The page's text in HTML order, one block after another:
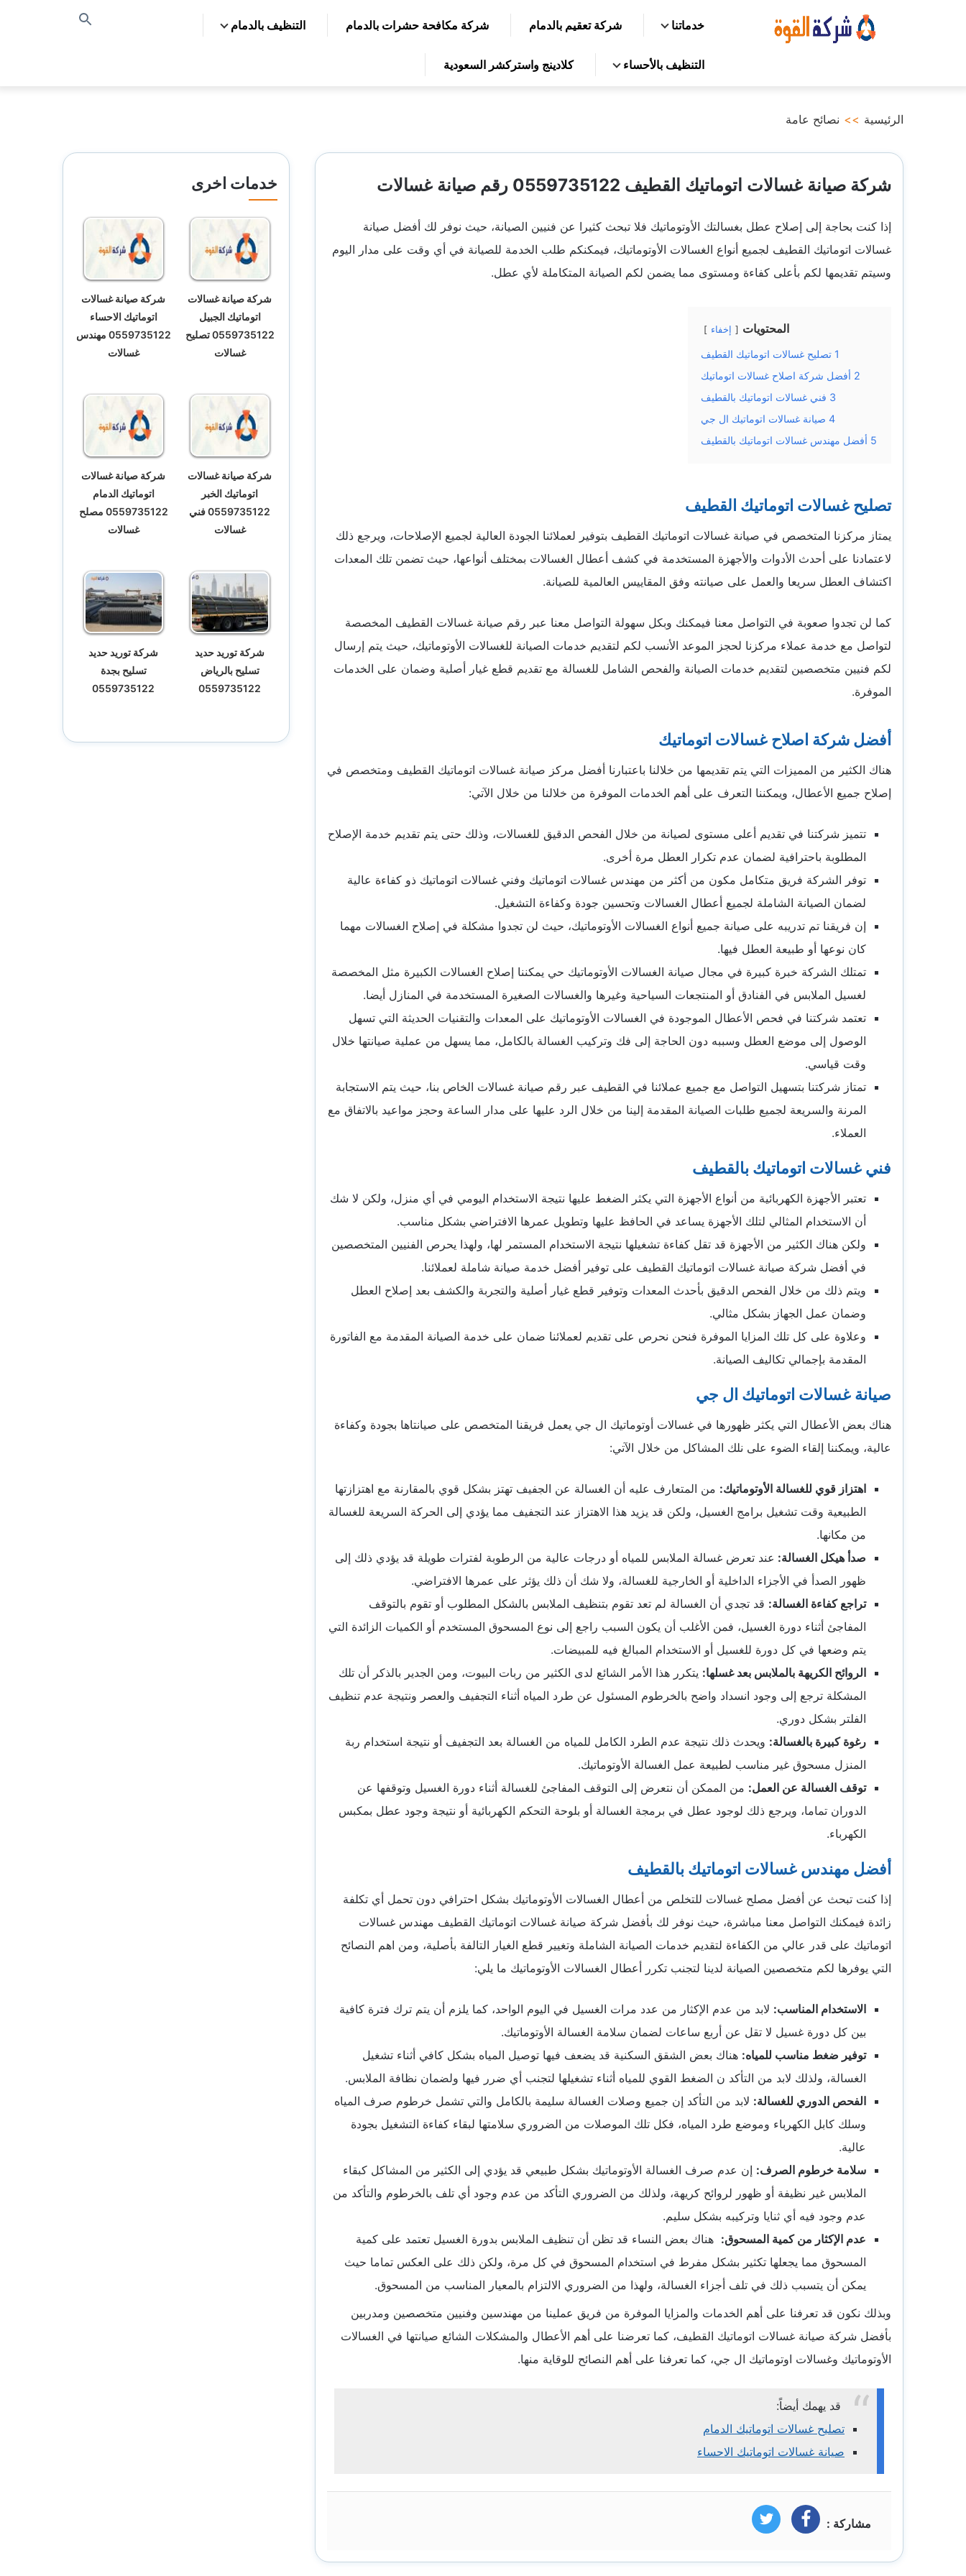
خدماتنا شركة تعقيم بالدمام شركة مكافحة حشرات بالدمام التنظيف بالدمام
التنظيف بالأحساء كلادينج واستركشر السعودية
الرئيسية >> نصائح عامة
شركة صيانة غسالات اتوماتيك القطيف 0559735122 رقم صيانة غسالات
إذا كنت بحاجة إلى إصلاح عطل بغسالتك الأوتوماتيك فلا تبحث كثيرا عن فنيين الصيانة، حيث نوفر لك أفضل صيانة
غسالات اتوماتيك القطيف لجميع أنواع الغسالات الأوتوماتيك، فيمكنكم طلب الخدمة للصيانة في أي وقت على مدار اليوم
وسيتم تقديمها لكم بأعلى كفاءة ومستوى مما يضمن لكم الصيانة المتكاملة لأي عطل.
المحتويات إخفاء
1 تصليح غسالات اتوماتيك القطيف
2 أفضل شركة اصلاح غسالات اتوماتيك
3 فني غسالات اتوماتيك بالقطيف
4 صيانة غسالات اتوماتيك ال جي
5 أفضل مهندس غسالات اتوماتيك بالقطيف
تصليح غسالات اتوماتيك القطيف
يمتاز مركزنا المتخصص في صيانة غسالات اتوماتيك القطيف بتوفير لعملائنا الجودة العالية لجميع الإصلاحات، ويرجع ذلك
لاعتمادنا على أحدث الأدوات والأجهزة المستخدمة في كشف أعطال الغسالات بمختلف أنواعها، حيث تضمن تلك المعدات
اكتشاف العطل سريعا والعمل على صيانته وفق المقاييس العالمية للصيانة.
كما لن تجدوا صعوبة في التواصل معنا فيمكنك وبكل سهولة التواصل معنا عبر رقم صيانة غسالات القطيف المخصصة
لتواصل مع خدمة عملاء مركزنا لحجز الموعد الأنسب لكم لتقديم خدمات الصيانة للغسالات الأوتوماتيك، حيث يتم إرسال
لكم فنيين متخصصين لتقديم خدمات الصيانة والفحص الشامل للغسالة مع تقديم قطع غيار أصلية وضمان على الخدمات
الموفرة.
أفضل شركة اصلاح غسالات اتوماتيك
هناك الكثير من المميزات التي يتم تقديمها من خلالنا باعتبارنا أفضل مركز صيانة غسالات اتوماتيك القطيف ومتخصص في
إصلاح جميع الأعطال، ويمكننا التعرف على أهم الخدمات الموفرة من خلالنا من خلال الآتي:
تتميز شركتنا في تقديم أعلى مستوى لصيانة من خلال الفحص الدقيق للغسالات، وذلك حتى يتم تقديم خدمة الإصلاح
المطلوبة باحترافية لضمان عدم تكرار العطل مرة أخرى.
توفر الشركة فريق متكامل مكون من أكثر من مهندس غسالات اتوماتيك وفني غسالات اتوماتيك ذو كفاءة عالية
لضمان الصيانة الشاملة لجميع أعطال الغسالات وتحسين جودة وكفاءة التشغيل.
إن فريقنا تم تدريبه على صيانة جميع أنواع الغسالات الأوتوماتيك، حيث لن تجدوا مشكلة في إصلاح الغسالات مهما
كان نوعها أو طبيعة العطل فيها.
تمتلك الشركة خبرة كبيرة في مجال صيانة الغسالات الأوتوماتيك حي يمكننا إصلاح الغسالات الكبيرة مثل المخصصة
لغسيل الملابس في الفنادق أو المنتجعات السياحية وغيرها والغسالات الصغيرة المستخدمة في المنازل أيضا.
تعتمد شركتنا في فحص الأعطال الموجودة في الغسالات الأوتوماتيك على المعدات والتقنيات الحديثة التي تسهل
الوصول إلى موضع العطل وسببه دون الحاجة إلى فك وتركيب الغسالة بالكامل، مما يسهل من عملية صيانتها خلال
وقت قياسي.
تمتاز شركتنا بتسهيل التواصل مع جميع عملائنا في القطيف عبر رقم صيانة غسالات الخاص بنا، حيث يتم الاستجابة
المرنة والسريعة لجميع طلبات الصيانة المقدمة إلينا من خلال الرد عليها على مدار الساعة وحجز مواعيد بالاتفاق مع
العملاء.
فني غسالات اتوماتيك بالقطيف
تعتبر الأجهزة الكهربائية من أنواع الأجهزة التي يكثر الضغط عليها نتيجة الاستخدام اليومي في أي منزل، ولكن لا شك
أن الاستخدام المثالي لتلك الأجهزة يساعد في الحافظ عليها وتطويل عمرها الافتراضي بشكل مناسب.
ولكن هناك الكثير من الأجهزة قد تقل كفاءة تشغيلها نتيجة الاستخدام المستمر لها، ولهذا يحرص الفنيين المتخصصين
في أفضل شركة صيانة غسالات اتوماتيك القطيف على توفير أفضل خدمة صيانة شاملة لعملائنا.
ويتم ذلك من خلال الفحص الدقيق بأحدث المعدات وتوفير قطع غيار أصلية والتجربة والكشف بعد إصلاح العطل
وضمان عمل الجهاز بشكل مثالي.
وعلاوة على كل تلك المزايا الموفرة فنحن نحرص على تقديم لعملائنا ضمان على خدمة الصيانة المقدمة مع الفاتورة
المقدمة بإجمالي تكاليف الصيانة.
صيانة غسالات اتوماتيك ال جي
هناك بعض الأعطال التي يكثر ظهورها في غسالات أوتوماتيك ال جي يعمل فريقنا المتخصص على صيانتاها بجودة وكفاءة
عالية، ويمكننا إلقاء الضوء على نلك المشاكل من خلال الآتي:
اهتزاز قوي للغسالة الأوتوماتيك: من المتعارف عليه أن الغسالة عن الجفيف تهتز بشكل قوي بالمقارنة مع اهتزازتها
الطبيعية وقت تشغيل برامج الغسيل، ولكن قد يزيد هذا الاهتزاز عند التجفيف مما يؤدي إلى الحركة السريعة للغسالة
من مكانها.
صدأ هيكل الغسالة: عند تعرض غسالة الملابس للمياه أو درجات عالية من الرطوبة لفترات طويلة قد يؤدي ذلك إلى
ظهور الصدأ في الأجزاء الداخلية أو الخارجية للغسالة، ولا شك أن ذلك يؤثر على عمرها الافتراضي.
تراجع كفاءة الغسالة: قد تجدي أن الغسالة لم تعد تقوم بتنظيف الملابس بالشكل المطلوب أو تقوم بالتوقف
المفاجئ أثناء دورة الغسيل، فمن الأغلب أن يكون السبب راجع إلى نوع المسحوق المستخدم أو الكميات الزائدة التي
يتم وضعها في كل دورة للغسيل أو الاستخدام المبالغ فيه للمبيضات.
الروائح الكريهة بالملابس بعد غسلها: يتكرر هذا الأمر الشائع لدى الكثير من ربات البيوت، ومن الجدير بالذكر أن تلك
المشكلة ترجع إلى وجود انسداد واضح بالخرطوم المسئول عن طرد المياه أثناء التجفيف والعصر ونتيجة عدم تنظيف
الفلتر بشكل دوري.
رغوة كبيرة بالغسالة: ويحدث ذلك نتيجة عدم الطرد الكامل للمياه من الغسالة بعد التجفيف أو نتيجة استخدام ربة
المنزل مسحوق غير مناسب لطبيعة عمل الغسالة الأوتوماتيك.
توقف الغسالة عن العمل: من الممكن أن نتعرض إلى التوقف المفاجئ للغسالة أثناء دورة الغسيل وتوقفها عن
الدوران تماما، ويرجع ذلك لوجود عطل في برمجة الغسالة أو بلوحة التحكم الكهربائية أو نتيجة وجود عطل بمكبس
الكهرباء.
أفضل مهندس غسالات اتوماتيك بالقطيف
إذا كنت تبحث عن أفضل مصلح غسالات للتخلص من أعطال الغسالات الأوتوماتيك بشكل احترافي دون تحمل أي تكلفة
زائدة فيمكنك التواصل معنا مباشرة، حيث نوفر لك بأفضل شركة صيانة غسالات اتوماتيك القطيف مهندس غسالات
اتوماتيك على قدر عالي من الكفاءة لتقديم خدمات الصيانة الشاملة وتغيير قطع الغيار التالفة بأصلية، ومن اهم النصائح
التي يوفرها لكم متخصصين الصيانة لدينا لتجنب تكرر أعطال الغسالات الأوتوماتيك ما يلي:
الاستخدام المناسب: لابد من عدم الإكثار من عدد مرات الغسيل في اليوم الواحد، كما يلزم أن يتم ترك فترة كافية
بين كل دورة غسيل لا تقل عن أربع ساعات لضمان سلامة الغسالة الأوتوماتيك.
توفير ضغط مناسب للمياه: هناك بعض الشقق السكنية قد يضعف فيها توصيل المياه بشكل كافي أثناء تشغيل
الغسالة، ولذلك لابد من التأكد ن الضغط القوي للمياه أثناء تشغيلها لتجنب أي ضرر فيها ولضمان نظافة الملابس.
الفحص الدوري للغسالة: لابد من التأكد إن جميع وصلات الغسالة سليمة بالكامل والتي تشمل خرطوم صرف المياه
وسلك كابل الكهرباء وموضع طرد المياه، فكل تلك الموصلات من الضروري سلامتها لبقاء كفاءة التشغيل بجودة
عالية.
سلامة خرطوم الصرف: إن عدم صرف الغسالة الأوتوماتيك بشكل طبيعي قد يؤدي إلى الكثير من المشاكل كبقاء
الملابس غير نظيفة أو ظهور لروائح كريهة، ولذلك من الضروري التأكد من عدم وجود أي تلف بالخرطوم والتأكد من
عدم وجود فيه أي ثنايا وتركيبه بشكل سليم.
عدم الإكثار من كمية المسحوق: هناك بعض النساء قد تظن أن تنظيف الملابس بدورة الغسيل تعتمد على كمية
المسحوق مما يجعلها تكثير بشكل مفرط في استخدام المسحوق في كل مرة، ولكن ذلك على العكس تماما حيث
يمكن أن يتسبب ذلك في تلف أجزاء الغسالة، ولهذا من الضروري الالتزام بالمعيار المناسب من المسحوق.
وبذلك نكون قد تعرفنا على أهم الخدمات والمزايا الموفرة من فريق عملينا من مهندسين وفنيين متخصصين ومدربين
بأفضل شركة صيانة غسالات اتوماتيك القطيف، كما تعرضنا على أهم الأعطال والمشكلات الشائع صيانتها في الغسالات
الأوتوماتيك وغسالات اوتوماتيك ال جي، كما تعرفنا على أهم النصائح للوقاية منها.
قد يهمك أيضاً:
تصليح غسالات اتوماتيك الدمام
صيانة غسالات اتوماتيك الاحساء
مشاركة : فيسبوك تويتر
خدمات اخرى
شركة صيانة غسالات
اتوماتيك الجبيل
0559735122 تصليح
غسالات
شركة صيانة غسالات
اتوماتيك الاحساء
0559735122 مهندس
غسالات
شركة صيانة غسالات
اتوماتيك الخبر
0559735122 فني
غسالات
شركة صيانة غسالات
اتوماتيك الدمام
0559735122 مصلح
غسالات
شركة توريد حديد
تسليح بالرياض
0559735122
شركة توريد حديد
تسليح بجدة
0559735122